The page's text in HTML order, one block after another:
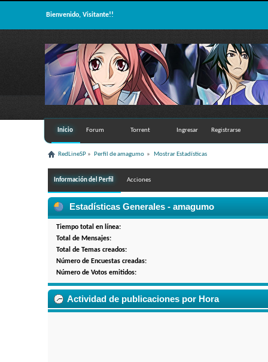
Bienvenido, Visitante!!
Inicio Forum Torrent Ingresar Registrarse
RedLineSP » Perfil de amagumo » Mostrar Estadísticas
Información del Perfil Acciones
Estadísticas Generales - amagumo
Tiempo total en línea:
Total de Mensajes:
Total de Temas creados:
Número de Encuestas creadas:
Número de Votos emitidos:
Actividad de publicaciones por Hora